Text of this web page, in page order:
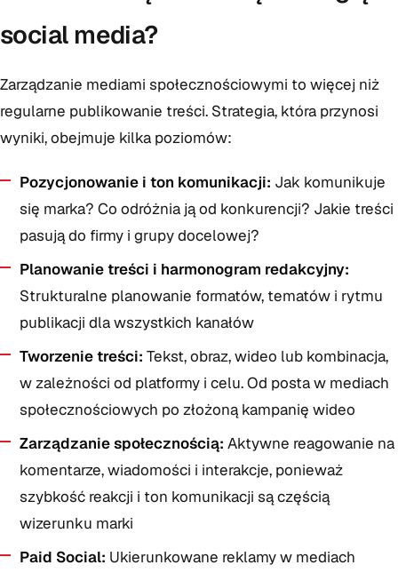
social media?
Zarządzanie mediami społecznościowymi to więcej niż
regularne publikowanie treści. Strategia, która przynosi
wyniki, obejmuje kilka poziomów:
Pozycjonowanie i ton komunikacji: Jak komunikuje
się marka? Co odróżnia ją od konkurencji? Jakie treści
pasują do firmy i grupy docelowej?
Planowanie treści i harmonogram redakcyjny:
Strukturalne planowanie formatów, tematów i rytmu
publikacji dla wszystkich kanałów
Tworzenie treści: Tekst, obraz, wideo lub kombinacja,
w zależności od platformy i celu. Od posta w mediach
społecznościowych po złożoną kampanię wideo
Zarządzanie społecznością: Aktywne reagowanie na
komentarze, wiadomości i interakcje, ponieważ
szybkość reakcji i ton komunikacji są częścią
wizerunku marki
Paid Social: Ukierunkowane reklamy w mediach